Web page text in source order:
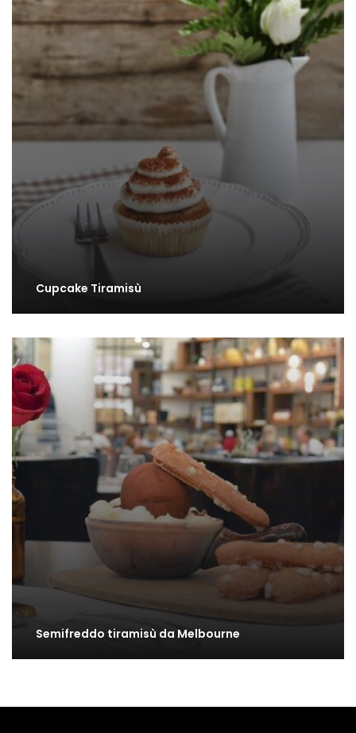
Cupcake Tiramisù
Semifreddo tiramisù da Melbourne